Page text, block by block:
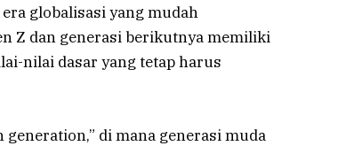
globalisasi yang mudah
Z dan generasi berikutnya memiliki
nilai dasar yang tetap harus
di mana generasi muda